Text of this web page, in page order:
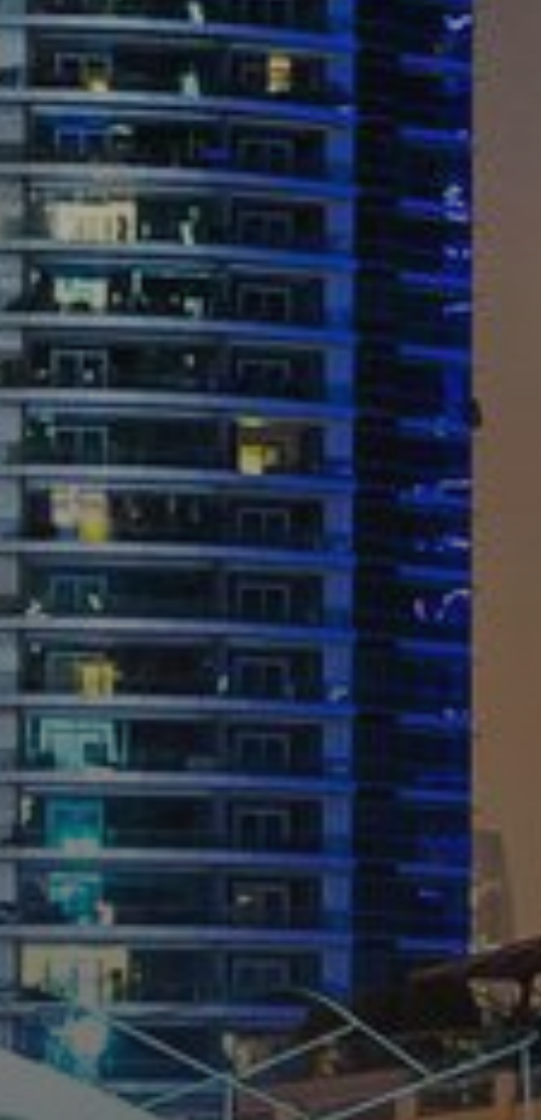
Продажа
Новостройки
AX Journal
Каталоги
Агенты
About Us